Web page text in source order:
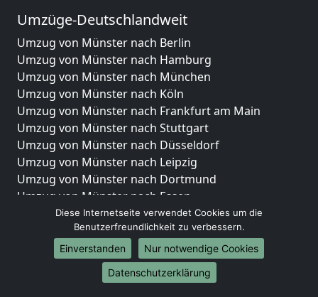
Umzüge-Deutschlandweit
Umzug von Münster nach Berlin
Umzug von Münster nach Hamburg
Umzug von Münster nach München
Umzug von Münster nach Köln
Umzug von Münster nach Frankfurt am Main
Umzug von Münster nach Stuttgart
Umzug von Münster nach Düsseldorf
Umzug von Münster nach Leipzig
Umzug von Münster nach Dortmund
Umzug von Münster nach Essen
Umzug von Münster nach Bremen
Umzug von Münster nach Dresden
Umzug von Münster nach Hannover
Umzug von Münster nach Nürnberg
Umzug von Münster nach Duisburg
Diese Internetseite verwendet Cookies um die
Benutzerfreundlichkeit zu verbessern.
Einverstanden
Nur notwendige Cookies
Datenschutzerklärung